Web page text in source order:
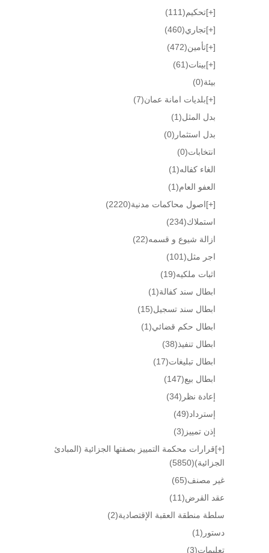
[+]تحكيم(111)
[+]تجاري(460)
[+]تأمين(472)
[+]بينات(61)
بيئة(0)
[+]بلديات امانة عمان(7)
بدل المثل(1)
بدل استثمار (0)
انتخابات(0)
الغاء كفاله(1)
العفو العام(1)
[+]اصول محاكمات مدنية(2220)
استملاك(234)
ازالة شيوع و قسمه(22)
اجر مثل(101)
اثبات ملكيه(19)
ابطال سند كفالة(1)
ابطال سند تسجيل(15)
ابطال حكم قضائي(1)
ابطال تنفيذ(38)
ابطال تبليغات(17)
ابطال بيع(147)
إعادة نظر (34)
إسترداد(49)
إذن تمييز (3)
[+]قرارات محكمة التمييز بصفتها الجزائية (المبادئ
الجزائية)(5850)
غير مصنف(65)
عقد القرض(11)
سلطة منطقة العقبة الإقتصادية(2)
دستور (1)
تعليمات(3)